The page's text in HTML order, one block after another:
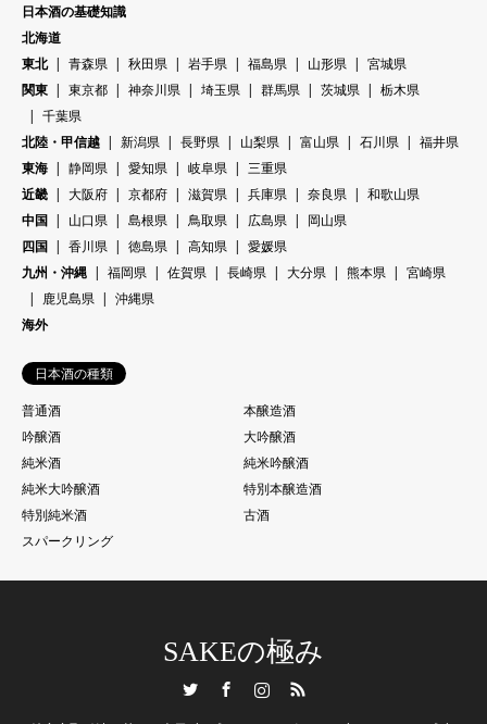
日本酒の基礎知識
北海道
東北
青森県 秋田県 岩手県 福島県 山形県
宮城県
関東
東京都 神奈川県 埼玉県 群馬県 茨城県
栃木県
千葉県
北陸・甲信越
新潟県 長野県 山梨県 富山県 石川県
福井県
東海
静岡県 愛知県 岐阜県
三重県
近畿
大阪府 京都府 滋賀県 兵庫県 奈良県
和歌山県
中国
山口県 島根県 鳥取県 広島県
岡山県
四国
香川県 徳島県 高知県
愛媛県
九州・沖縄
福岡県 佐賀県 長崎県 大分県 熊本県
宮崎県
鹿児島県
沖縄県
海外
日本酒の種類
普通酒
本醸造酒
吟醸酒
大吟醸酒
純米酒
純米吟醸酒
純米大吟醸酒
特別本醸造酒
特別純米酒
古酒
スパークリング
SAKEの極み
InstagramRSS